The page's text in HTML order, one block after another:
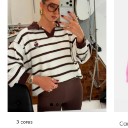
3 cores